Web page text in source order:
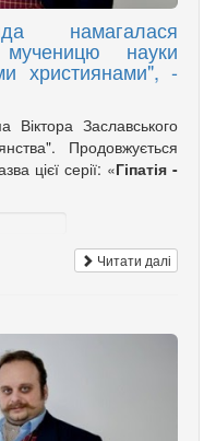
намагалася
науки
християнами", -
Віктора Заславського
Продовжується
цієї серії: «Гіпатія -
Читати далі